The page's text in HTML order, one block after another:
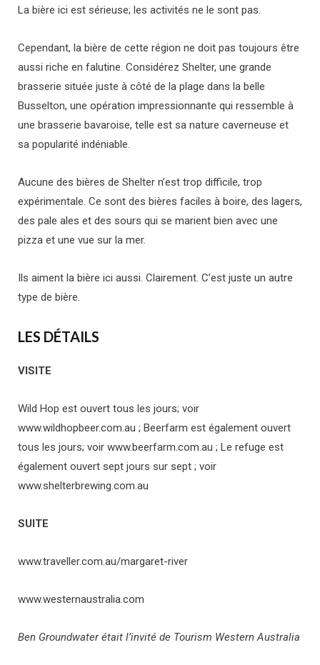
La bière ici est sérieuse; les activités ne le sont pas.
Cependant, la bière de cette région ne doit pas toujours être
aussi riche en falutine. Considérez Shelter, une grande
brasserie située juste à côté de la plage dans la belle
Busselton, une opération impressionnante qui ressemble à
une brasserie bavaroise, telle est sa nature caverneuse et
sa popularité indéniable.
Aucune des bières de Shelter n’est trop difficile, trop
expérimentale. Ce sont des bières faciles à boire, des lagers,
des pale ales et des sours qui se marient bien avec une
pizza et une vue sur la mer.
Ils aiment la bière ici aussi. Clairement. C’est juste un autre
type de bière.
LES DÉTAILS
VISITE
Wild Hop est ouvert tous les jours; voir
www.wildhopbeer.com.au ; Beerfarm est également ouvert
tous les jours; voir www.beerfarm.com.au ; Le refuge est
également ouvert sept jours sur sept ; voir
www.shelterbrewing.com.au
SUITE
www.traveller.com.au/margaret-river
www.westernaustralia.com
Ben Groundwater était l’invité de Tourism Western Australia